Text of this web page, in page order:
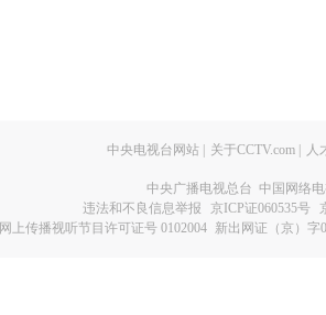
中央电视台网站 关于CCTV.com 人
中央广播电视总台 中国网络
违法和不良信息举报
京ICP证060535号
网上传播视听节目许可证号 0102004 新出网证（京）